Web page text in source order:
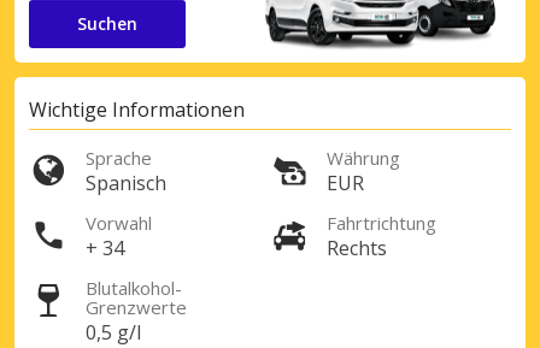
Suchen
Wichtige Informationen
Sprache
Spanisch
Währung
EUR
Vorwahl
+ 34
Fahrtrichtung
Rechts
Blutalkohol-
Grenzwerte
0,5 g/l